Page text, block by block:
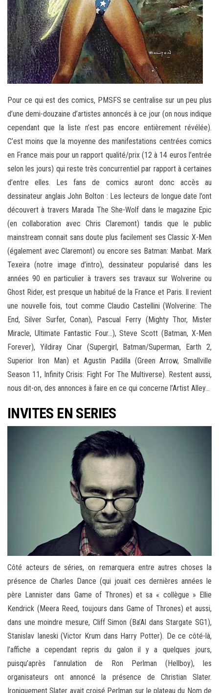
Pour ce qui est des comics, PMSFS se centralise sur un peu plus
d’une demi-douzaine d’artistes annoncés à ce jour (on nous indique
cependant que la liste n’est pas encore entièrement révélée).
C’est moins que la moyenne des manifestations centrées comics
en France mais pour un rapport qualité/prix (12 à 14 euros l’entrée
selon les jours) qui reste très concurrentiel par rapport à certaines
d’entre elles. Les fans de comics auront donc accès au
dessinateur anglais John Bolton : Les lecteurs de longue date l’ont
découvert à travers Marada The She-Wolf dans le magazine Epic
(en collaboration avec Chris Claremont) tandis que le public
mainstream connait sans doute plus facilement ses Classic X-Men
(également avec Claremont) ou encore ses Batman: Manbat. Mark
Texeira (notre image d’intro), dessinateur popularisé dans les
années 90 en particulier à travers ses travaux sur Wolverine ou
Ghost Rider, est presque un habitué de la France et Paris. Il revient
une nouvelle fois, tout comme Claudio Castellini (Wolverine: The
End, Silver Surfer, Conan), Pascual Ferry (Mighty Thor, Mister
Miracle, Ultimate Fantastic Four…), Steve Scott (Batman, X-Men
Forever), Yildiray Cinar (Supergirl, Batman/Superman, Earth 2,
Superior Iron Man) et Agustin Padilla (Green Arrow, Smallville
Season 11, Infinity Crisis: Fight For The Multiverse). Restent aussi,
nous dit-on, des annonces à faire en ce qui concerne l’Artist Alley…
INVITES EN SERIES
Côté acteurs de séries, on remarquera entre autres choses la
présence de Charles Dance (qui jouait ces dernières années le
père Lannister dans Game of Thrones) et sa « collègue » Ellie
Kendrick (Meera Reed, toujours dans Game of Thrones) et aussi,
dans une moindre mesure, Cliff Simon (Ba’Al dans Stargate SG1),
Stanislav Ianeski (Victor Krum dans Harry Potter). De ce côté-là,
l’affiche a cependant repris du galon il y a quelques jours,
puisqu’après l’annulation de Ron Perlman (Hellboy), les
organisateurs ont annoncé la présence de Christian Slater.
Ironiquement Slater avait croisé Perlman sur le plateau du Nom de